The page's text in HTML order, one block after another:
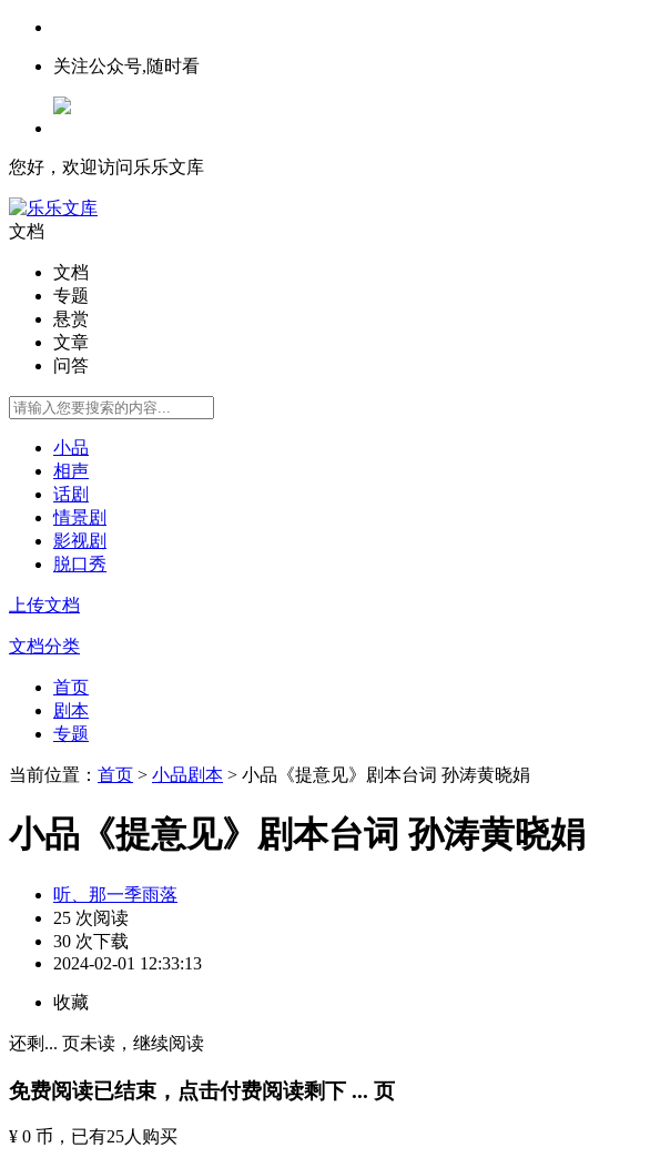
关注公众号,随时看
您好，欢迎访问乐乐文库
文档
文档
专题
悬赏
文章
问答
小品
相声
话剧
情景剧
影视剧
脱口秀
上传文档
文档分类
首页
剧本
专题
当前位置： 首页 > 小品剧本 > 小品《提意见》剧本台词 孙涛黄晓娟
小品《提意见》剧本台词 孙涛黄晓娟
听、那一季雨落
25 次阅读
30 次下载
2024-02-01 12:33:13
收藏
还剩 ... 页未读， 继续阅读
免费阅读已结束，点击付费阅读剩下 ... 页
¥ 0 币 ，已有25人购买